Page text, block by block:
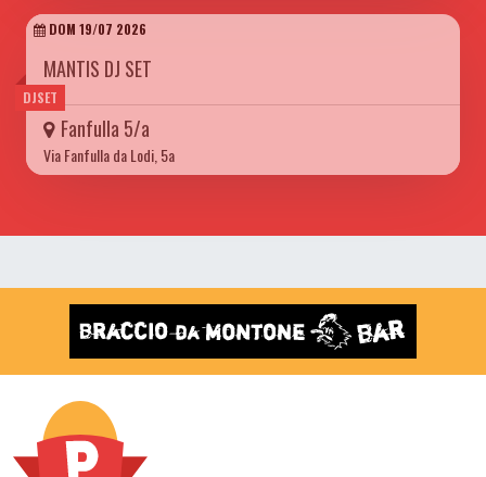
DJSET
DOM 19/07 2026
MANTIS DJ SET
Fanfulla 5/a
Via Fanfulla da Lodi, 5a